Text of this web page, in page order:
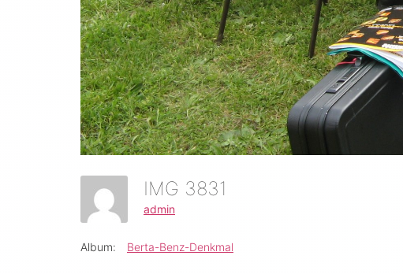
IMG 3831
admin
Album: Berta-Benz-Denkmal